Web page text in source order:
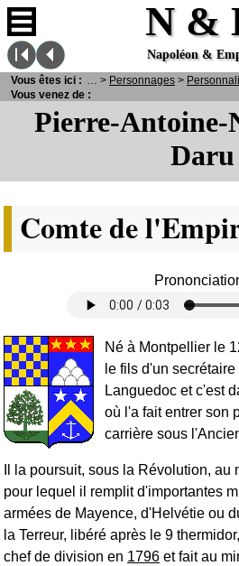
N &
Napoléon &
Pierre-Antoine-
Daru
Comte de
Né à Montpellier le
le fils d'un
Languedoc et c'est
où l'a fait entrer son
carrière sous
Il la poursuit, sous la Révolution, au
pour lequel il remplit d'importantes
armées de Mayence, d'Helvétie ou
la Terreur, libéré après le 9
chef de division en 1796 et fait au
Vous êtes ici :
N & E > Personnages >
Vous venez de :